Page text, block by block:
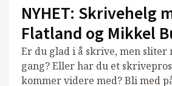
NYHET: Skrivehelg
Flatland og Mikkel
Er du glad i å skrive, men sliter
gang? Eller har du et
kommer videre med? Bli med